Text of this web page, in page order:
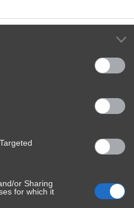
or Sharing
for which it